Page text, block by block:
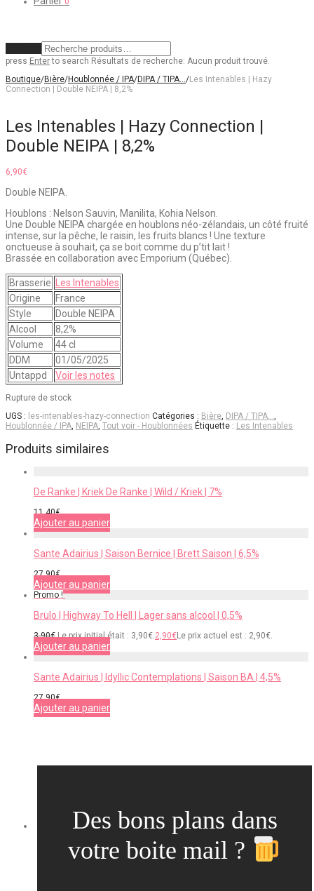
press Enterto search Résultats de recherche: Aucun produit trouvé.
Boutique/Bière/Houblonnée / IPA/DIPA / TIPA…/Les Intenables | Hazy
Connection | Double NEIPA | 8,2%
Les Intenables | Hazy Connection |
Double NEIPA | 8,2%
6,90€
Double NEIPA.
Houblons : Nelson Sauvin, Manilita, Kohia Nelson.
Une Double NEIPA chargée en houblons néo-zélandais, un côté fruité
intense, sur la pêche, le raisin, les fruits blancs ! Une texture
onctueuse à souhait, ça se boit comme du p’tit lait !
Brassée en collaboration avec Emporium (Québec).
Brasserie
Les Intenables
Origine
France
Style
Double NEIPA
Alcool
8,2%
Volume
44 cl
DDM
01/05/2025
Untappd
Voir les notes
Rupture de stock
UGS : les-intenables-hazy-connection Catégories : Bière, DIPA / TIPA…,
Houblonnée / IPA, NEIPA, Tout voir - Houblonnées Étiquette : Les Intenables
Produits similaires
De Ranke | Kriek De Ranke | Wild / Kriek | 7%
11,40€
Ajouter au panier
Sante Adairius | Saison Bernice | Brett Saison | 6,5%
27,90€
Ajouter au panier
Promo !
Brulo | Highway To Hell | Lager sans alcool | 0,5%
3,90€ Le prix initial était : 3,90€.2,90€Le prix actuel est : 2,90€.
Ajouter au panier
Sante Adairius | Idyllic Contemplations | Saison BA | 4,5%
27,90€
Ajouter au panier
Des bons plans dans
votre boite mail ?